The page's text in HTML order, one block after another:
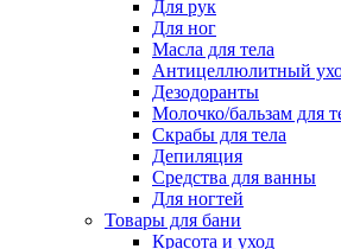
Для рук
Для ног
Масла для тела
Антицеллюлитный
Дезодоранты
Молочко/бальзам для
Скрабы для тела
Депиляция
Средства для ванны
Для ногтей
Товары для бани
Красота и уход